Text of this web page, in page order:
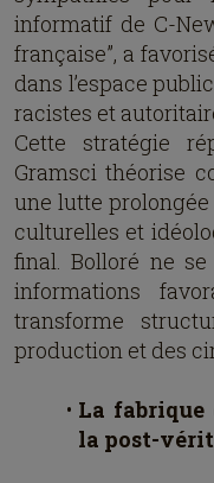
informatif de C-
française”, a
dans l’espace
racistes et
Cette stratégie
Gramsci théorise
une lutte
culturelles et
final. Bolloré ne
informations
transforme
production et des
La fabrique
la post-